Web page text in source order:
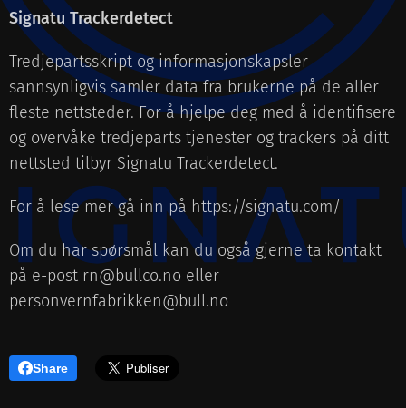
Signatu Trackerdetect
Tredjepartsskript og informasjonskapsler
sannsynligvis samler data fra brukerne på de aller
fleste nettsteder. For å hjelpe deg med å identifisere
og overvåke tredjeparts tjenester og trackers på ditt
nettsted tilbyr Signatu Trackerdetect.
For å lese mer gå inn på https://signatu.com/
Om du har spørsmål kan du også gjerne ta kontakt
på e-post rn@bullco.no eller
personvernfabrikken@bull.no
Share